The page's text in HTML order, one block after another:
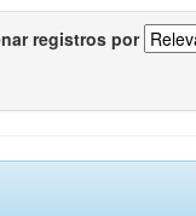
registros por